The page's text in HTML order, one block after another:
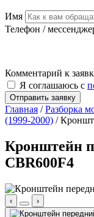
Имя
Телефон /
Комментарий к
Я соглашаюсь с
Отправить заявку
Главная /Разборка
(1999-2000) /
Кронштейн
CBR600F4
‹ ›